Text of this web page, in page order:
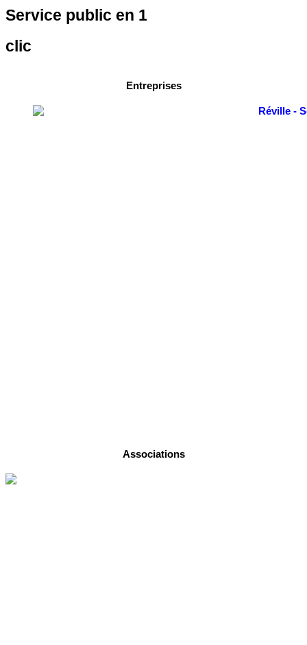
Service public en 1
clic
Entreprises
Associations